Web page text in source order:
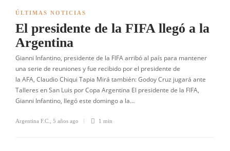
ÚLTIMAS NOTICIAS
El presidente de la FIFA llegó a la
Argentina
Gianni Infantino, presidente de la FIFA arribó al país para mantener
una serie de reuniones y fue recibido por el presidente de
la AFA, Claudio Chiqui Tapia Mirá también: Godoy Cruz jugará ante
Talleres en San Luis por Copa Argentina El presidente de la FIFA,
Gianni Infantino, llegó este domingo a la…
Argentina F.C. 5 años ago 1 min